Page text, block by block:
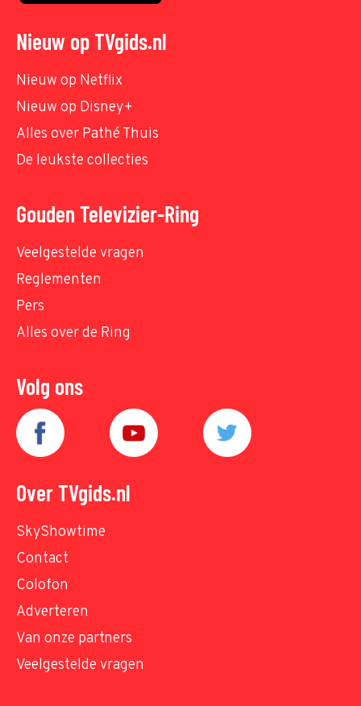
Nieuw op TVgids.nl
Nieuw op Netflix
Nieuw op Disney+
Alles over Pathé Thuis
De leukste collecties
Gouden Televizier-Ring
Veelgestelde vragen
Reglementen
Pers
Alles over de Ring
Volg ons
Over TVgids.nl
SkyShowtime
Contact
Colofon
Adverteren
Van onze partners
Veelgestelde vragen